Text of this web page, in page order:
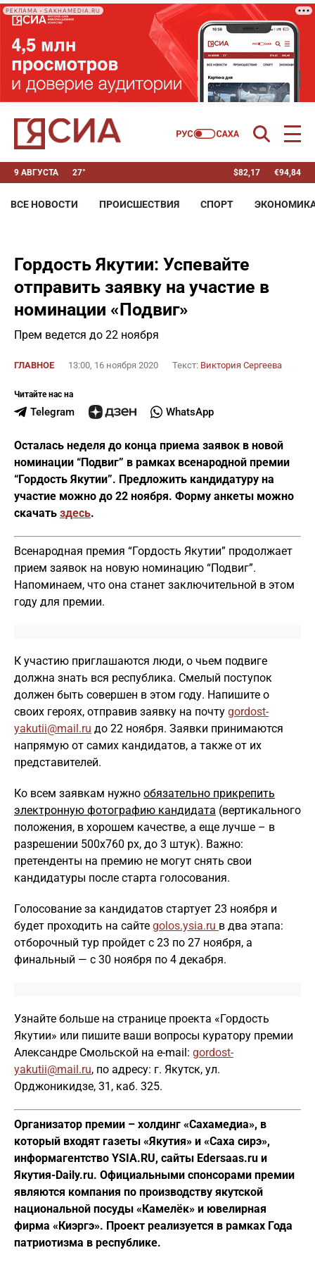
РЕКЛАМА • SAKHAMEDIA.RU
9 АВГУСТА 27° $82,17 €94,84
ВСЕ НОВОСТИ ПРОИСШЕСТВИЯ СПОРТ
Гордость Якутии: Успевайте
отправить заявку на участие в
номинации «Подвиг»
Прем ведется до 22 ноября
ГЛАВНОЕ 13:00, 16 ноября 2020 Текст: Виктория Сергеева
Читайте нас на
Telegram WhatsApp
Осталась неделя до конца приема заявок в новой
номинации “Подвиг” в рамках всенародной премии
“Гордость Якутии”. Предложить кандидатуру на
участие можно до 22 ноября. Форму анкеты можно
скачать здесь.
Всенародная премия “Гордость Якутии” продолжает
прием заявок на новую номинацию “Подвиг”.
Напоминаем, что она станет заключительной в этом
году для премии.
К участию приглашаются люди, о чьем подвиге
должна знать вся республика. Смелый поступок
должен быть совершен в этом году. Напишите о
своих героях, отправив заявку на почту gordost-
yakutii@mail.ru до 22 ноября. Заявки принимаются
напрямую от самих кандидатов, а также от их
представителей.
Ко всем заявкам нужно обязательно прикрепить
электронную фотографию кандидата (вертикального
положения, в хорошем качестве, а еще лучше – в
разрешении 500х760 px, до 3 штук). Важно:
претенденты на премию не могут снять свои
кандидатуры после старта голосования.
Голосование за кандидатов стартует 23 ноября и
будет проходить на сайте golos.ysia.ru в два этапа:
отборочный тур пройдет с 23 по 27 ноября, а
финальный — с 30 ноября по 4 декабря.
Узнайте больше на странице проекта «Гордость
Якутии» или пишите ваши вопросы куратору премии
Александре Смольской на e-mail: gordost-
yakutii@mail.ru, по адресу: г. Якутск, ул.
Орджоникидзе, 31, каб. 325.
Организатор премии – холдинг «Сахамедиа», в
который входят газеты «Якутия» и «Саха сирэ»,
информагентство YSIA.RU, сайты Edersaas.ru и
Якутия-Daily.ru. Официальными спонсорами премии
являются компания по производству якутской
национальной посуды «Камелёк» и ювелирная
фирма «Киэргэ». Проект реализуется в рамках Года
патриотизма в республике.